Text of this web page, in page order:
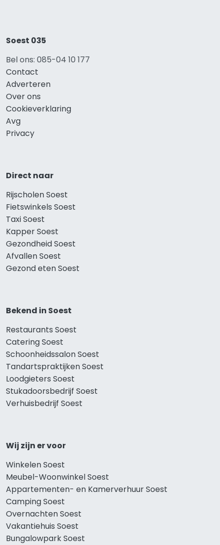
Soest 035
Bel ons: 085-04 10 177
Contact
Adverteren
Over ons
Cookieverklaring
Avg
Privacy
Direct naar
Rijscholen Soest
Fietswinkels Soest
Taxi Soest
Kapper Soest
Gezondheid Soest
Afvallen Soest
Gezond eten Soest
Bekend in Soest
Restaurants Soest
Catering Soest
Schoonheidssalon Soest
Tandartspraktijken Soest
Loodgieters Soest
Stukadoorsbedrijf Soest
Verhuisbedrijf Soest
Wij zijn er voor
Winkelen Soest
Meubel-Woonwinkel Soest
Appartementen- en Kamerverhuur Soest
Camping Soest
Overnachten Soest
Vakantiehuis Soest
Bungalowpark Soest